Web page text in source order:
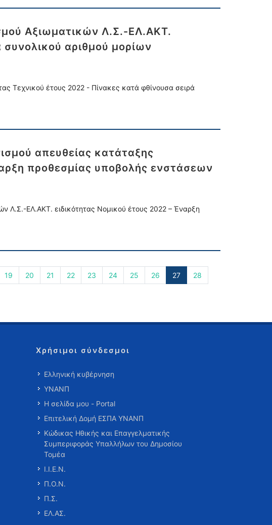
Αξιωματικών Λ.Σ.-ΕΛ.ΑΚΤ.
συνολικού αριθμού μορίων
Τεχνικού έτους 2022 - Πίνακες κατά φθίνουσα σειρά
απευθείας κατάταξης
προθεσμίας υποβολής ενστάσεων
Λ.Σ.-ΕΛ.ΑΚΤ. ειδικότητας Νομικού έτους 2022 – Έναρξη
19 20 21 22 23 24 25 26 27 28
Χρήσιμοι σύνδεσμοι
Ελληνική κυβέρνηση
ΥΝΑΝΠ
Η σελίδα μου - Portal
Επιτελική Δομή ΕΣΠΑ ΥΝΑΝΠ
Κώδικας Ηθικής και Επαγγελματικής
Συμπεριφοράς Υπαλλήλων του Δημοσίου
Τομέα
Ι.Ι.Ε.Ν.
Π.Ο.Ν.
Π.Σ.
ΕΛ.ΑΣ.